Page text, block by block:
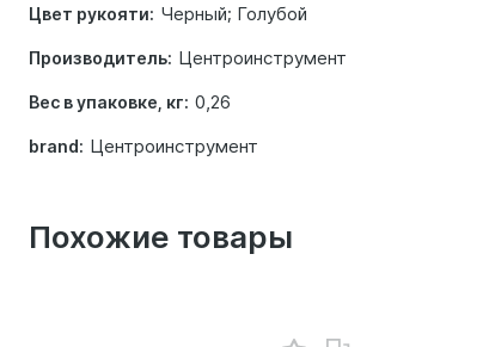
Цвет рукояти: Черный; Голубой
Производитель: Центроинструмент
Вес в упаковке, кг: 0,26
brand: Центроинструмент
Похожие товары